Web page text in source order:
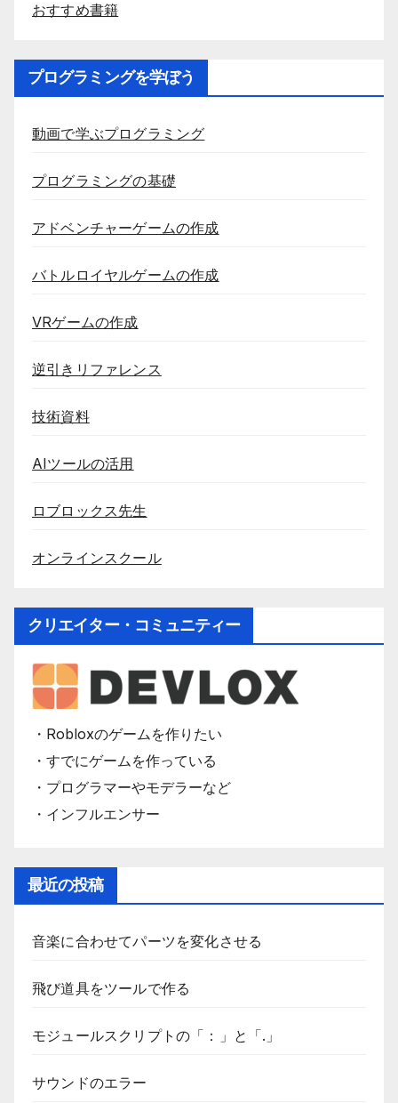
おすすめ書籍
プログラミングを学ぼう
動画で学ぶプログラミング
プログラミングの基礎
アドベンチャーゲームの作成
バトルロイヤルゲームの作成
VRゲームの作成
逆引きリファレンス
技術資料
AIツールの活用
ロブロックス先生
オンラインスクール
クリエイター・コミュニティー
・Robloxのゲームを作りたい
・すでにゲームを作っている
・プログラマーやモデラーなど
・インフルエンサー
最近の投稿
音楽に合わせてパーツを変化させる
飛び道具をツールで作る
モジュールスクリプトの「：」と「.」
サウンドのエラー